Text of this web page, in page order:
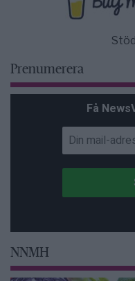
Prenumerera
Få
NNMH